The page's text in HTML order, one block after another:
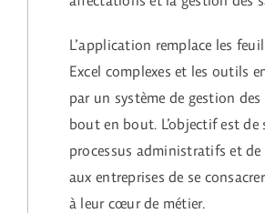
L’application remplace les
Excel complexes et les outils
par un système de gestion des
bout en bout. L’objectif est de
processus administratifs et de
aux entreprises de se
à leur cœur de métier.